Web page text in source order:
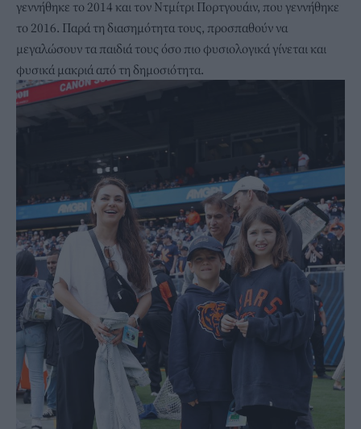
γεννήθηκε το 2014 και τον Ντμίτρι Πορτγουάιν, που γεννήθηκε
το 2016. Παρά τη διασημότητα τους, προσπαθούν να
μεγαλώσουν τα παιδιά τους όσο πιο φυσιολογικά γίνεται και
φυσικά μακριά από τη δημοσιότητα.